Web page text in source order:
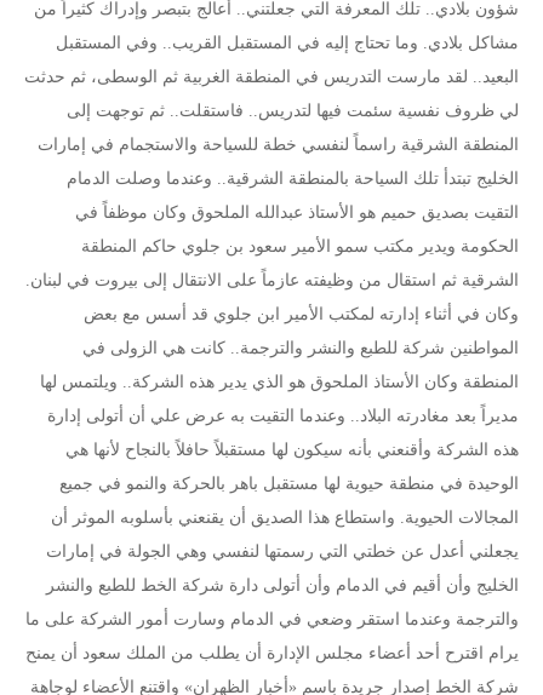
شؤون بلادي.. تلك المعرفة التي جعلتني.. أعالج بتبصر وإدراك كثيراً من
مشاكل بلادي. وما تحتاج إليه في المستقبل القريب.. وفي المستقبل
البعيد.. لقد مارست التدريس في المنطقة الغربية ثم الوسطى، ثم حدثت
لي ظروف نفسية سئمت فيها لتدريس.. فاستقلت.. ثم توجهت إلى
المنطقة الشرقية راسماً لنفسي خطة للسياحة والاستجمام في إمارات
الخليج تبتدأ تلك السياحة بالمنطقة الشرقية.. وعندما وصلت الدمام
التقيت بصديق حميم هو الأستاذ عبدالله الملحوق وكان موظفاً في
الحكومة ويدير مكتب سمو الأمير سعود بن جلوي حاكم المنطقة
الشرقية ثم استقال من وظيفته عازماً على الانتقال إلى بيروت في لبنان.
وكان في أثناء إدارته لمكتب الأمير ابن جلوي قد أسس مع بعض
المواطنين شركة للطبع والنشر والترجمة.. كانت هي الزولى في
المنطقة وكان الأستاذ الملحوق هو الذي يدير هذه الشركة.. ويلتمس لها
مديراً بعد مغادرته البلاد.. وعندما التقيت به عرض علي أن أتولى إدارة
هذه الشركة وأقنعني بأنه سيكون لها مستقبلاً حافلاً بالنجاح لأنها هي
الوحيدة في منطقة حيوية لها مستقبل باهر بالحركة والنمو في جميع
المجالات الحيوية. واستطاع هذا الصديق أن يقنعني بأسلوبه الموثر أن
يجعلني أعدل عن خطتي التي رسمتها لنفسي وهي الجولة في إمارات
الخليج وأن أقيم في الدمام وأن أتولى دارة شركة الخط للطبع والنشر
والترجمة وعندما استقر وضعي في الدمام وسارت أمور الشركة على ما
يرام اقترح أحد أعضاء مجلس الإدارة أن يطلب من الملك سعود أن يمنح
شركة الخط إصدار جريدة باسم «أخبار الظهران» واقتنع الأعضاء لوجاهة